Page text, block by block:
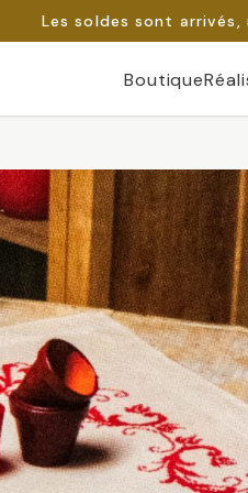
Les soldes sont
Boutique